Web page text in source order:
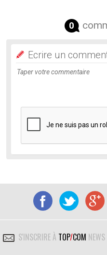
0
Ecrire un
S'INSCRIRE À TOP/COM NEWS